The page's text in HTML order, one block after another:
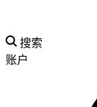
搜索
账户